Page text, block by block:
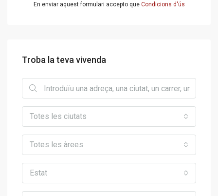
En enviar aquest formulari accepto que Condicions d'ús
Troba la teva vivenda
Totes les ciutats
Totes les àrees
Estat